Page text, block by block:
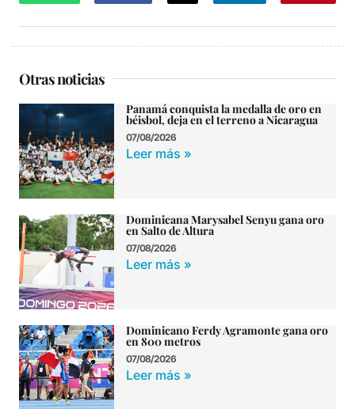
Otras noticias
Panamá conquista la medalla de oro en
béisbol, deja en el terreno a Nicaragua
07/08/2026
Leer más »
Dominicana Marysabel Senyu gana oro
en Salto de Altura
07/08/2026
Leer más »
Dominicano Ferdy Agramonte gana oro
en 800 metros
07/08/2026
Leer más »